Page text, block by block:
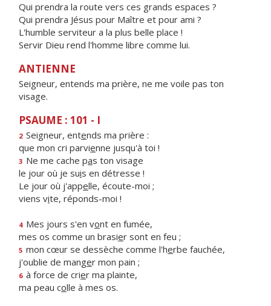
Qui prendra la route vers ces grands espaces ?
Qui prendra Jésus pour Maître et pour ami ?
L'humble serviteur a la plus belle place !
Servir Dieu rend l'homme libre comme lui.
ANTIENNE
Seigneur, entends ma prière, ne me voile pas ton
visage.
PSAUME : 101 - I
2 Seigneur, entends ma prière :
que mon cri parvienne jusqu'à toi !
3 Ne me cache pas ton visage
le jour où je suis en détresse !
Le jour où j'appelle, écoute-moi ;
viens vite, réponds-moi !
4 Mes jours s'en vont en fumée,
mes os comme un brasier sont en feu ;
5 mon cœur se dessèche comme l'herbe fauchée,
j'oublie de manger mon pain ;
6 à force de crier ma plainte,
ma peau colle à mes os.